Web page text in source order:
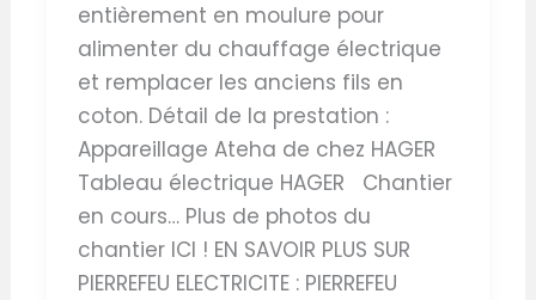
entièrement en moulure pour
alimenter du chauffage électrique
et remplacer les anciens fils en
coton. Détail de la prestation :
Appareillage Ateha de chez HAGER
Tableau électrique HAGER Chantier
en cours… Plus de photos du
chantier ICI ! EN SAVOIR PLUS SUR
PIERREFEU ELECTRICITE : PIERREFEU